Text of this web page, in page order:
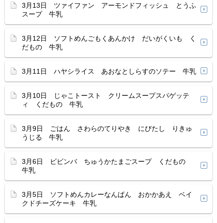
3月13日 ツァイファン アーモンドフィッシュ とうふ
スープ 牛乳
3月12日 ソフトめんごもくあんかけ だいがくいも く
だもの 牛乳
3月11日 ハヤシライス あおなとしらすのソテー 牛乳
3月10日 じゃこトースト クリームスープスパゲッテ
ィ くだもの 牛乳
3月9日 ごはん さわらのてりやき にびたし りきゅ
うじる 牛乳
3月6日 ビビンバ ちゅうかたまごスープ くだもの
牛乳
3月5日 ソフトめんカレーなんばん おかかあえ ベイ
クドチーズケーキ 牛乳